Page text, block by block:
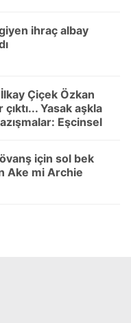
yer alan panel
ilişkin detaylı bilgi
Kanunu uyarınca
çerezlerle ilgili bilgi
ihraç albay
Çiçek Özkan
Yasak aşkla
Eşcinsel
için sol bek
Ake mi Archie